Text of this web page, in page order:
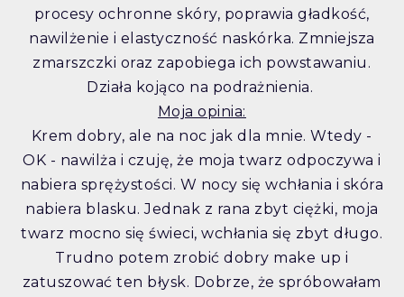
procesy ochronne skóry, poprawia gładkość,
nawilżenie i elastyczność naskórka. Zmniejsza
zmarszczki oraz zapobiega ich powstawaniu.
Działa kojąco na podrażnienia.
Moja opinia:
Krem dobry, ale na noc jak dla mnie. Wtedy -
OK - nawilża i czuję, że moja twarz odpoczywa i
nabiera sprężystości. W nocy się wchłania i skóra
nabiera blasku. Jednak z rana zbyt ciężki, moja
twarz mocno się świeci, wchłania się zbyt długo.
Trudno potem zrobić dobry make up i
zatuszować ten błysk. Dobrze, że spróbowałam